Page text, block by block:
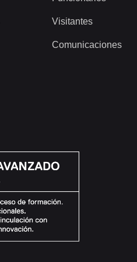
Visitantes
Comunicaciones